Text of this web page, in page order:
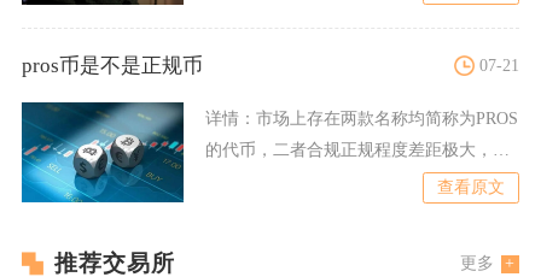
pros币是不是正规币 07-21
详情： 市场上存在两款名称均简称为PROS
的代币，二者合规正规程度差距极大，其
查看原文
推荐交易所 更多